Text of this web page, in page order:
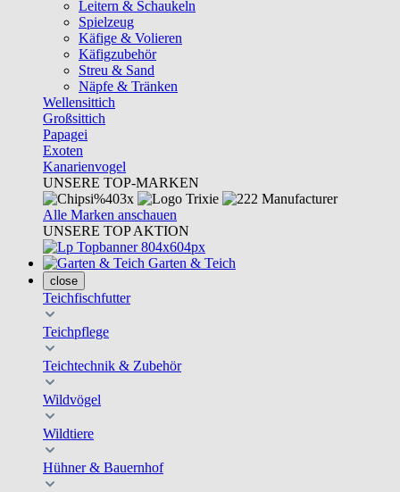
Leitern & Schaukeln
Spielzeug
Käfige & Volieren
Käfigzubehör
Streu & Sand
Näpfe & Tränken
Wellensittich
Großsittich
Papagei
Exoten
Kanarienvogel
UNSERE TOP-MARKEN
Alle Marken anschauen
UNSERE TOP AKTION
Garten & Teich
close
Teichfischfutter
Teichpflege
Teichtechnik & Zubehör
Wildvögel
Wildtiere
Hühner & Bauernhof